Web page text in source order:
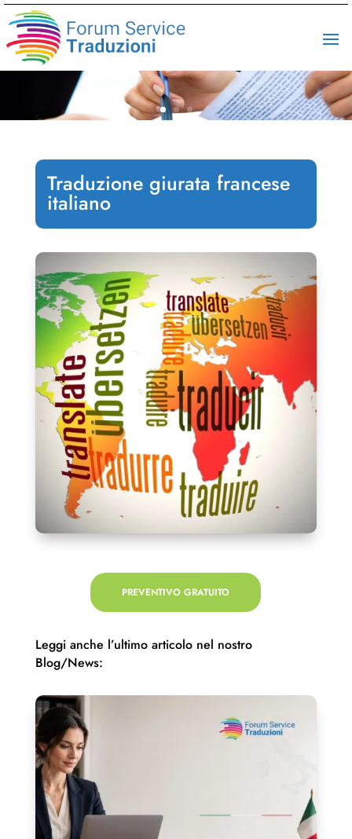
Traduzione giurata francese
italiano
PREVENTIVO GRATUITO
Leggi anche l’ultimo articolo nel nostro
Blog/News: